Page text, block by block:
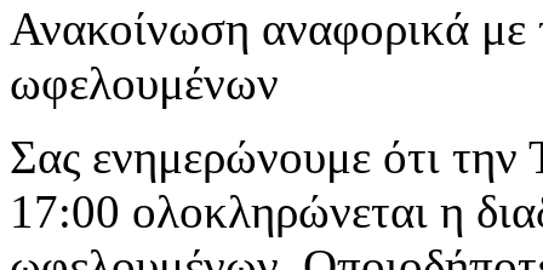
Ανακοίνωση αναφορικά με
ωφελουμένων
Σας ενημερώνουμε ότι
17:00 ολοκληρώνεται η